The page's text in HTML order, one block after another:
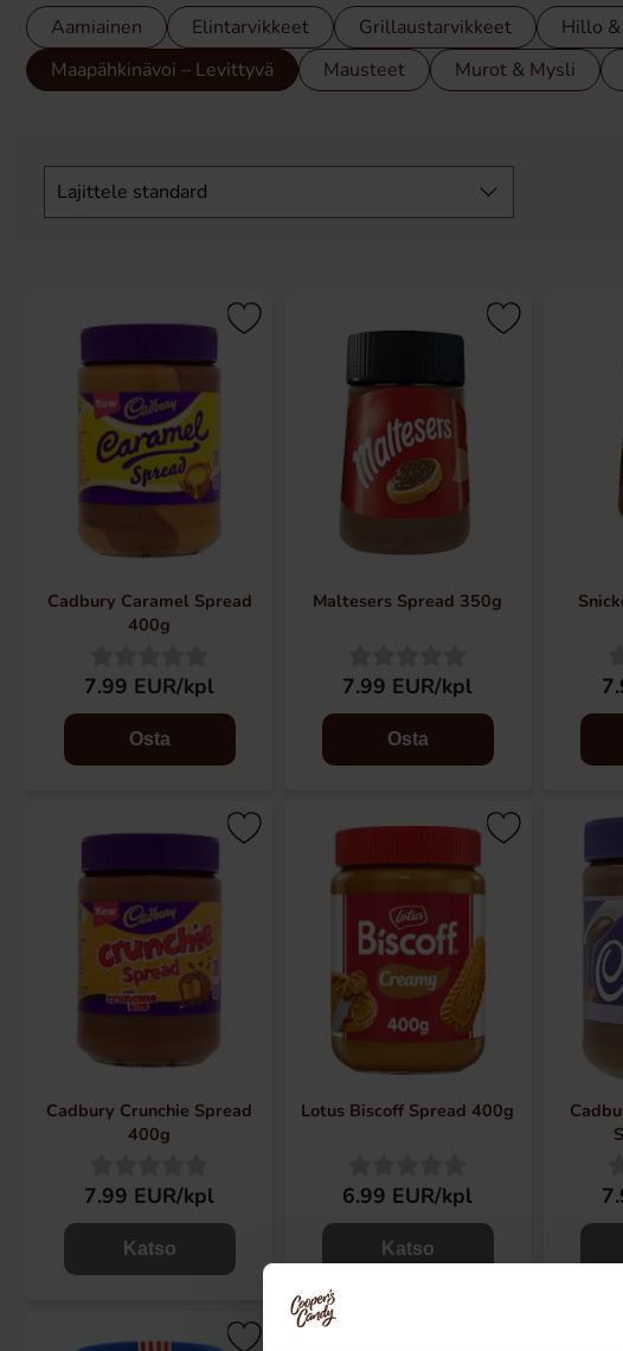
Aamiainen Elintarvikkeet Grillaustarvikkeet Hillo
Maapähkinävoi – Levittyvä
Mausteet Murot & Mysli
Ohita
suodattimet
Lajittele standard
Cadbury Caramel Spread
400g
7.99 EUR/kpl
Osta
Maltesers Spread 350g
7.99 EUR/kpl
Osta
Cadbury Crunchie Spread
400g
7.99 EUR/kpl
Katso
Lotus Biscoff Spread 400g
6.99 EUR/kpl
Katso